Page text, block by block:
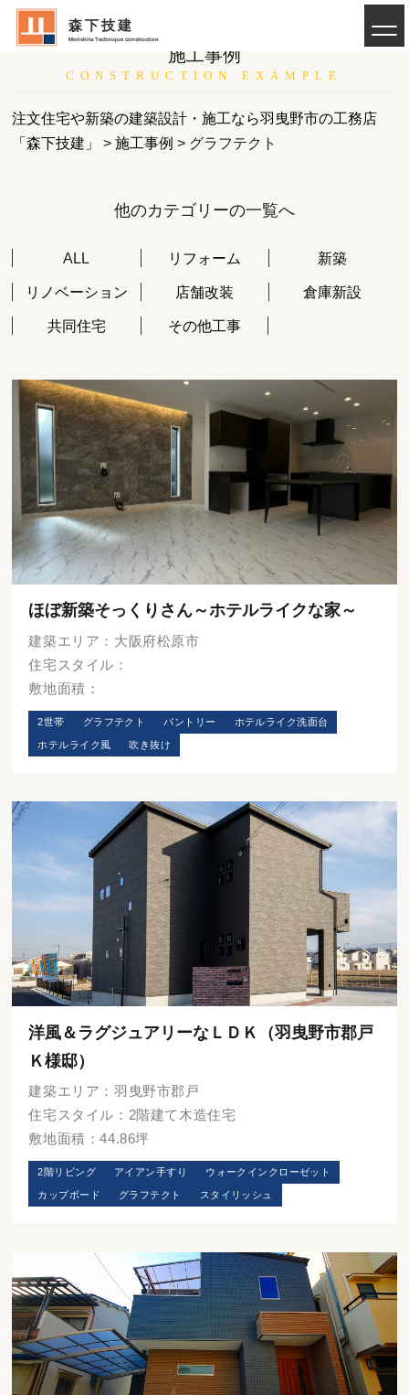
森下技建
Morishita Technique construction
施工事例
CONSTRUCTION EXAMPLE
注文住宅や新築の建築設計・施工なら羽曳野市の工務店
「森下技建」
>施工事例 > グラフテクト
他のカテゴリーの一覧へ
ALL リフォーム 新築
リノベーション 店舗改装 倉庫新設
共同住宅 その他工事
ほぼ新築そっくりさん～ホテルライクな家～
建築エリア：大阪府松原市
住宅スタイル：
敷地面積：
2世帯 グラフテクト パントリー ホテルライク洗面台
ホテルライク風 吹き抜け
洋風＆ラグジュアリーなＬＤＫ（羽曳野市郡戸
Ｋ様邸）
建築エリア：羽曳野市郡戸
住宅スタイル：2階建て木造住宅
敷地面積：44.86坪
2階リビング アイアン手すり ウォークインクローゼット
カップボード グラフテクト スタイリッシュ